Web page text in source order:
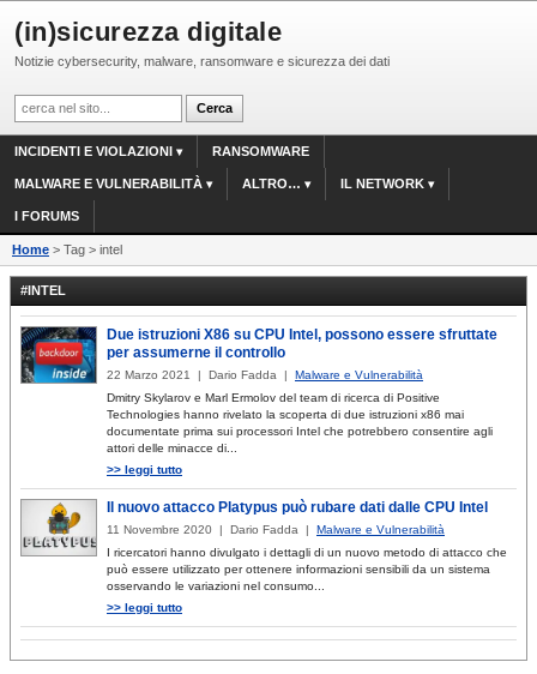
(in)sicurezza digitale
Notizie cybersecurity, malware, ransomware e sicurezza dei dati
INCIDENTI E VIOLAZIONI RANSOMWARE
MALWARE E VULNERABILITÀ ALTRO… IL NETWORK
I FORUMS
Home > Tag > intel
#INTEL
Due istruzioni X86 su CPU Intel, possono essere sfruttate
per assumerne il controllo
22 Marzo 2021 | Dario Fadda | Malware e Vulnerabilità
Dmitry Skylarov e Marl Ermolov del team di ricerca di Positive
Technologies hanno rivelato la scoperta di due istruzioni x86 mai
documentate prima sui processori Intel che potrebbero consentire agli
attori delle minacce di...
>> leggi tutto
Il nuovo attacco Platypus può rubare dati dalle CPU Intel
11 Novembre 2020 | Dario Fadda | Malware e Vulnerabilità
I ricercatori hanno divulgato i dettagli di un nuovo metodo di attacco che
può essere utilizzato per ottenere informazioni sensibili da un sistema
osservando le variazioni nel consumo...
>> leggi tutto